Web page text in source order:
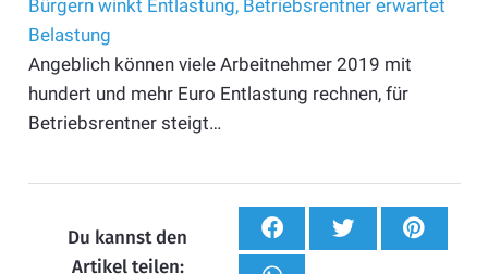
Bürgern winkt Entlastung, Betriebsrentner erwartet
Belastung
Angeblich können viele Arbeitnehmer 2019 mit
hundert und mehr Euro Entlastung rechnen, für
Betriebsrentner steigt…
Du kannst den
Artikel teilen: